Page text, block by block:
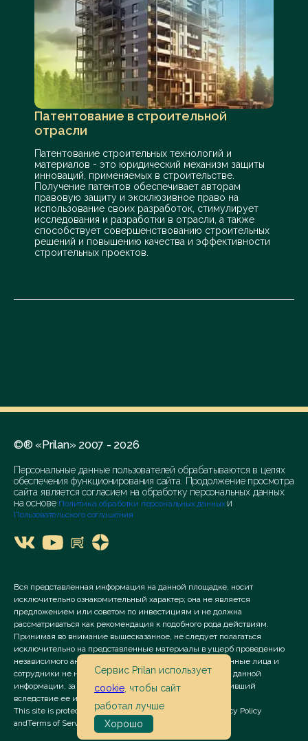
Патентование в строительной
отрасли
Патентование строительных технологий и
материалов - это юридический механизм защиты
инноваций, применяемых в строительстве.
Получение патентов обеспечивает авторам
правовую защиту и эксклюзивное право на
использование своих разработок, стимулирует
исследования и разработки в отрасли, а также
способствует совершенствованию строительных
решений и повышению качества и эффективности
строительных проектов.
©® «Prilan» 2007 - 2026
Персональные данные пользователей обрабатываются в целях
обеспечения функционирования сайта. Продолжение просмотра
сайта является согласием на обработку персональных данных
на основе Политика обработки персональных данных и
Пользовательского соглашения
Вся представленная информация на данной площадке, носит
исключительно ознакомительный характер; она не является
предложением или советом по инвестициям и не должна
рассматриваться как рекомендация к подобного рода действиям.
Принимая во внимание вышесказанное, не следует полагаться
исключительно на представленные материалы в ущерб проведению
независимого анализа. Сервис «Prilan» его аффилированные лица и
сотрудники не несут ответственности за использование данной
информации, за прямой или косвенный ущерб, наступивший
вследствие ее использования.
This site is protected by reCAPTCHA and the Google
Privacy Policy
andTerms of Service apply.
Сервис Prilan использует
cookie , чтобы сайт
работал лучше
Хорошо